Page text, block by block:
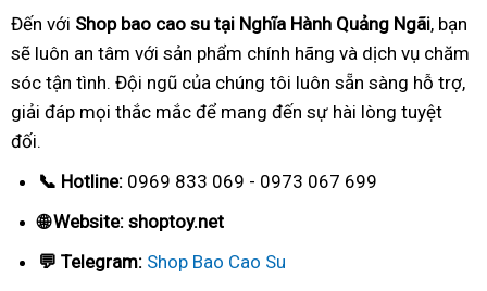
Đến với Shop bao cao su tại Nghĩa Hành Quảng Ngãi, bạn
sẽ luôn an tâm với sản phẩm chính hãng và dịch vụ chăm
sóc tận tình. Đội ngũ của chúng tôi luôn sẵn sàng hỗ trợ,
giải đáp mọi thắc mắc để mang đến sự hài lòng tuyệt
đối.
📞 Hotline: 0969 833 069 - 0973 067 699
🌐 Website: shoptoy.net
💬 Telegram: Shop Bao Cao Su